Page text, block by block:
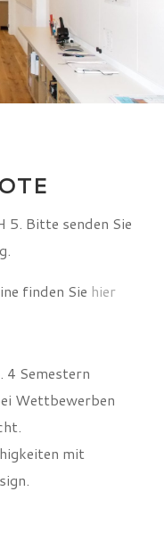
5. Bitte senden Sie
finden Sie hier
Semestern
Wettbewerben
mit